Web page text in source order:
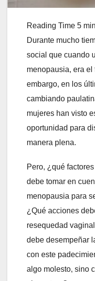
Durante mucho
social que cuando
menopausia, era
embargo, en los
cambiando
mujeres han visto
oportunidad para
manera plena.
Pero, ¿qué
debe tomar en
menopausia para
¿Qué acciones
resequedad
debe desempeñar
con este
algo molesto, sino